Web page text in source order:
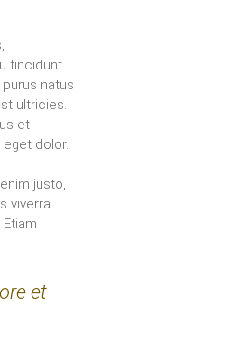
tincidunt
natus
ultricies.
et
dolor.
justo,
viverra
et